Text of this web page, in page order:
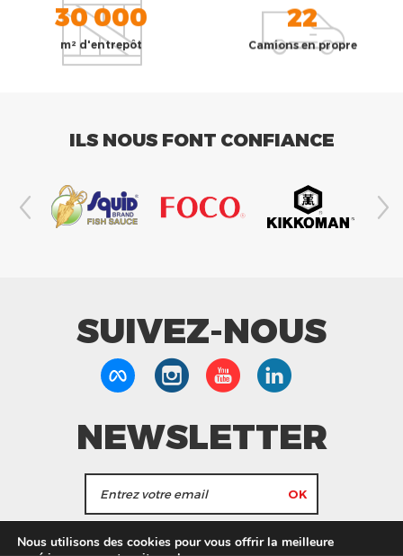
30 000
m² d'entrepôt
22
Camions en propre
ILS NOUS FONT CONFIANCE
SUIVEZ-NOUS
NEWSLETTER
J'accepte de recevoir les actualités et les
Nous utilisons des cookies pour vous offrir la meilleure